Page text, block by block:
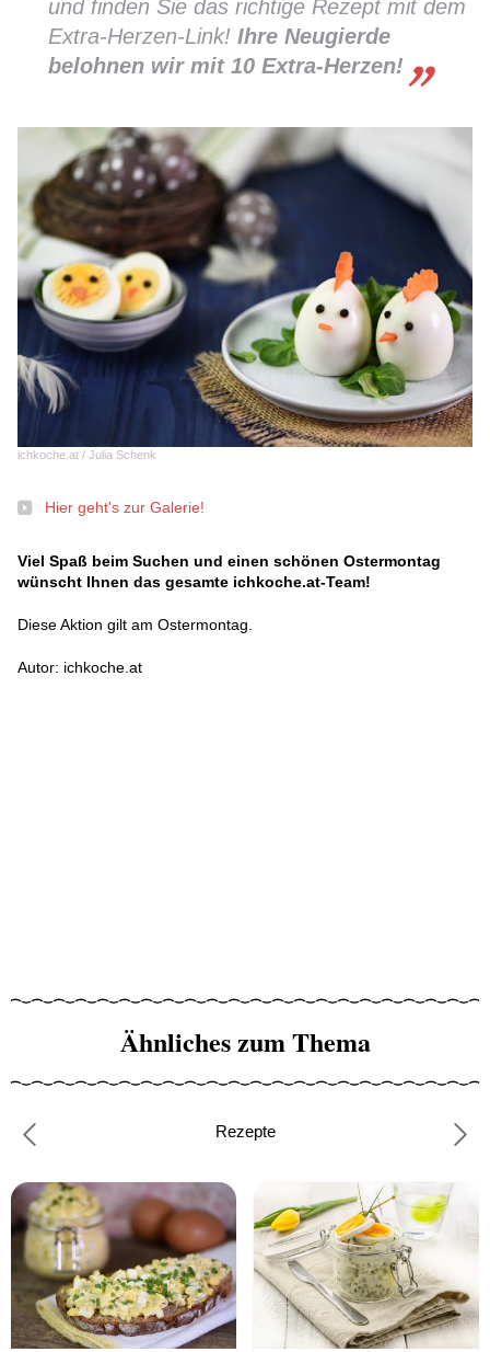
und finden Sie das richtige Rezept mit dem
Extra-Herzen-Link! Ihre Neugierde
belohnen wir mit 10 Extra-Herzen!
ichkoche.at / Julia Schenk
Hier geht's zur Galerie!
Viel Spaß beim Suchen und einen schönen Ostermontag
wünscht Ihnen das gesamte ichkoche.at-Team!
Diese Aktion gilt am Ostermontag.
Autor: ichkoche.at
Ähnliches zum Thema
Rezepte